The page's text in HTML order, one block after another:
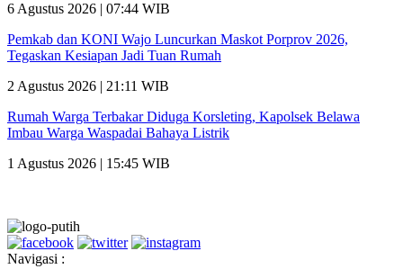
6 Agustus 2026 | 07:44 WIB
Pemkab dan KONI Wajo Luncurkan Maskot Porprov 2026,
Tegaskan Kesiapan Jadi Tuan Rumah
2 Agustus 2026 | 21:11 WIB
Rumah Warga Terbakar Diduga Korsleting, Kapolsek Belawa
Imbau Warga Waspadai Bahaya Listrik
1 Agustus 2026 | 15:45 WIB
Navigasi :